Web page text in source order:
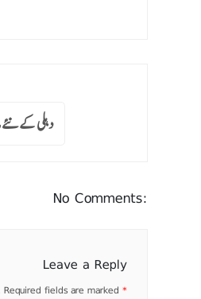
دہلی کے
No Comments:
Leave a Reply
Required fields are marked *